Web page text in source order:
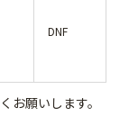
DNF
お願いします。